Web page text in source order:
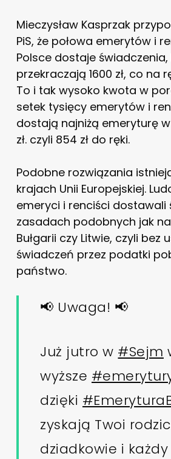
Mieczysław Kasprzak
PiS, że połowa emerytów i
Polsce dostaje
przekraczają 1600 zł, co na
To i tak wysoko kwota w
setek tysięcy emerytów i
dostają najniżą emeryturę
zł. czyli 854 zł do ręki.
Podobne rozwiązania
krajach Unii Europejskiej.
emeryci i renciści dostawali
zasadach podobnych jak
Bułgarii czy Litwie, czyli bez
świadczeń przez podatki
państwo.
📢 Uwaga! 📢
Już jutro w #Sejm
wyższe
dzięki
zyskają Twoi
dziadkowie i każdy